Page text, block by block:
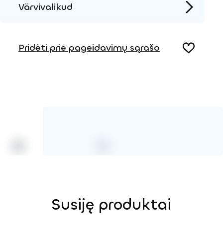
Värvivalikud
Pridėti prie pageidavimų sąrašo
Susiję produktai